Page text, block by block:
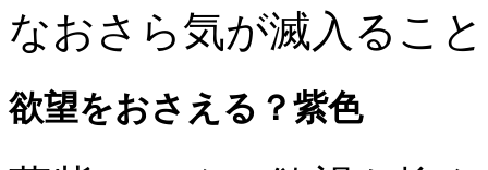
なおさら気が滅入るこ
欲望をおさえる？紫色